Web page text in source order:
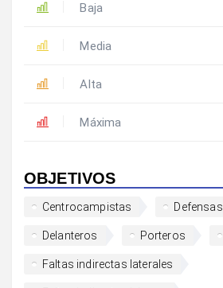
Baja
Media
Alta
Máxima
OBJETIVOS
Centrocampistas Defensas
Delanteros Porteros
Faltas indirectas laterales